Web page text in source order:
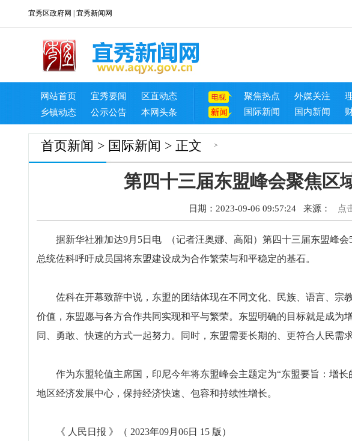
宜秀区政府网 宜秀新闻网
网站首页 宜秀要闻
区直动态
乡镇动态
公示公告 本网头条
聚焦热点 外媒关注
国际新闻
国内新闻
首页 >
新闻 > 国际新闻 > 正文
第四十三届东盟峰会聚焦区
日期：2023-09-06 09:57:24 来源： 点
据新华社雅加达9月5日电 （记者汪奥娜、高阳）第四十三届东盟峰会
总统佐科呼吁成员国将东盟建设成为合作繁荣与和平稳定的基石。
佐科在开幕致辞中说，东盟的团结体现在不同文化、民族、语言、宗
价值，东盟愿与各方合作共同实现和平与繁荣。东盟明确的目标就是成为
同、勇敢、快速的方式一起努力。同时，东盟需要长期的、更符合人民需
作为东盟轮值主席国，印尼今年将东盟峰会主题定为“东盟要旨：增长
地区经济发展中心，保持经济快速、包容和持续性增长。
《 人民日报 》（ 2023年09月06日 15 版）